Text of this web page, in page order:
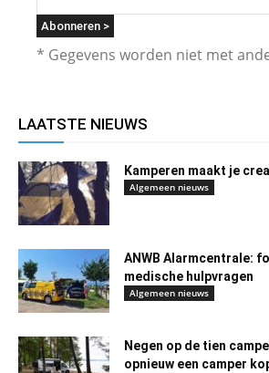
* Gegevens worden niet met
LAATSTE NIEUWS
Kamperen maakt je
Algemeen nieuws
ANWB Alarmcentrale:
medische hulpvragen
Algemeen nieuws
Negen op de tien
opnieuw een camper